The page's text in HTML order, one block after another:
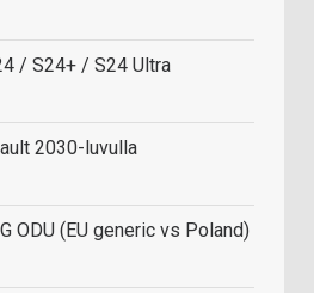
/ S24+ / S24 Ultra
2030-luvulla
ODU (EU generic vs Poland)